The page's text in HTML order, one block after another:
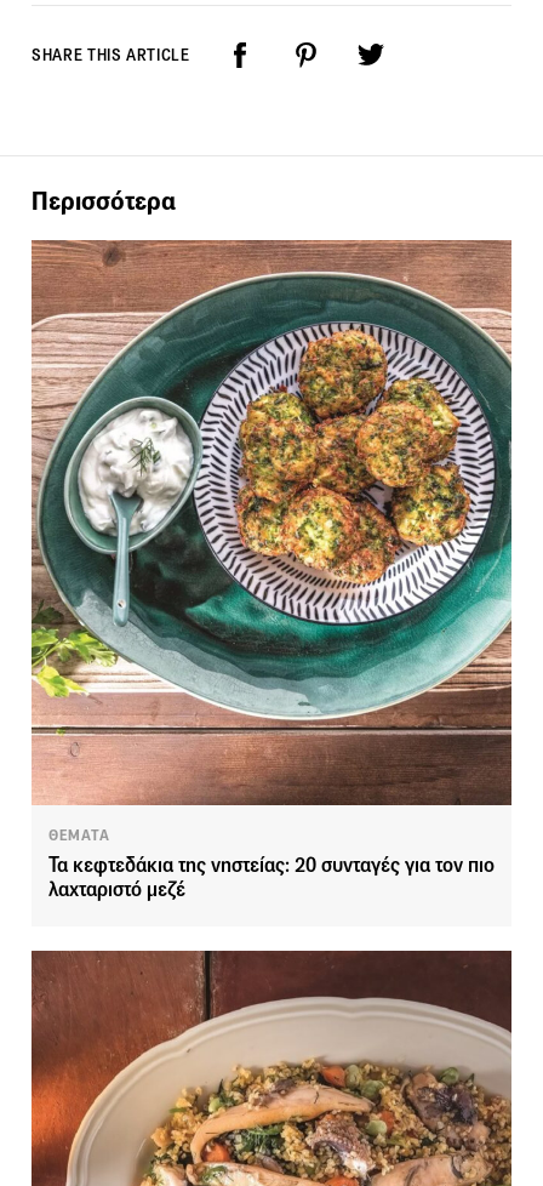
SHARE THIS ARTICLE
Περισσότερα
ΘΕΜΑΤΑ
Τα κεφτεδάκια της νηστείας: 20 συνταγές για τον πιο
λαχταριστό μεζέ